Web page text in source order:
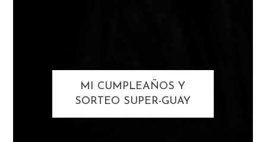
MI CUMPLEAÑOS Y
SORTEO SUPER-GUAY